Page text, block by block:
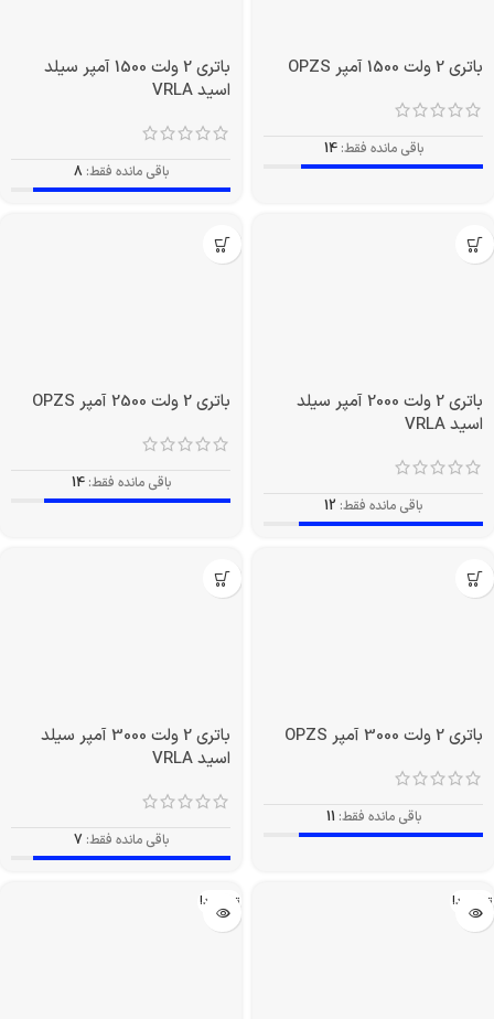
باتری 2 ولت 1500 آمپر OPZS
باقی مانده فقط: 14
باتری 2 ولت 1500 آمپر سیلد
اسید VRLA
باقی مانده فقط: 8
باتری 2 ولت 2000 آمپر سیلد
اسید VRLA
باقی مانده فقط: 12
باتری 2 ولت 2500 آمپر OPZS
باقی مانده فقط: 14
باتری 2 ولت 3000 آمپر OPZS
باقی مانده فقط: 11
باتری 2 ولت 3000 آمپر سیلد
اسید VRLA
باقی مانده فقط: 7
تمام شد! تمام شد!